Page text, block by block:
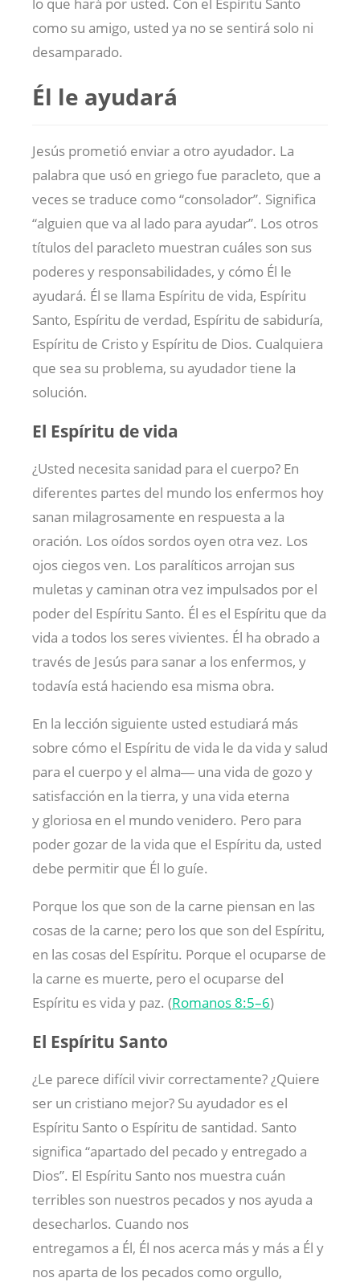
como su amigo, usted ya no se sentirá solo ni
desamparado.
Él le ayudará
Jesús prometió enviar a otro ayudador. La
palabra que usó en griego fue paracleto, que a
veces se traduce como “consolador”. Significa
“alguien que va al lado para ayudar”. Los otros
títulos del paracleto muestran cuáles son sus
poderes y responsabilidades, y cómo Él le
ayudará. Él se llama Espíritu de vida, Espíritu
Santo, Espíritu de verdad, Espíritu de sabiduría,
Espíritu de Cristo y Espíritu de Dios. Cualquiera
que sea su problema, su ayudador tiene la
solución.
El Espíritu de vida
¿Usted necesita sanidad para el cuerpo? En
diferentes partes del mundo los enfermos hoy
sanan milagrosamente en respuesta a la
oración. Los oídos sordos oyen otra vez. Los
ojos ciegos ven. Los paralíticos arrojan sus
muletas y caminan otra vez impulsados por el
poder del Espíritu Santo. Él es el Espíritu que da
vida a todos los seres vivientes. Él ha obrado a
través de Jesús para sanar a los enfermos, y
todavía está haciendo esa misma obra.
En la lección siguiente usted estudiará más
sobre cómo el Espíritu de vida le da vida y salud
para el cuerpo y el alma― una vida de gozo y
satisfacción en la tierra, y una vida eterna
y gloriosa en el mundo venidero. Pero para
poder gozar de la vida que el Espíritu da, usted
debe permitir que Él lo guíe.
Porque los que son de la carne piensan en las
cosas de la carne; pero los que son del Espíritu,
en las cosas del Espíritu. Porque el ocuparse de
la carne es muerte, pero el ocuparse del
Espíritu es vida y paz. (Romanos 8:5–6)
El Espíritu Santo
¿Le parece difícil vivir correctamente? ¿Quiere
ser un cristiano mejor? Su ayudador es el
Espíritu Santo o Espíritu de santidad. Santo
significa “apartado del pecado y entregado a
Dios”. El Espíritu Santo nos muestra cuán
terribles son nuestros pecados y nos ayuda a
desecharlos. Cuando nos
entregamos a Él, Él nos acerca más y más a Él y
nos aparta de los pecados como orgullo,